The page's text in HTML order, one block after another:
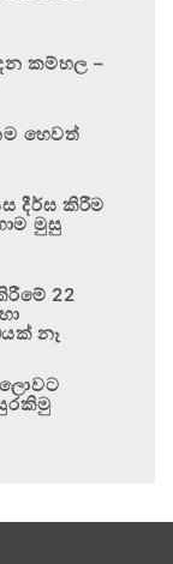
කම්හල –
හෙවත්
දීර්ඝ කිරීම
මුසු
22
නෑ
ලොවට